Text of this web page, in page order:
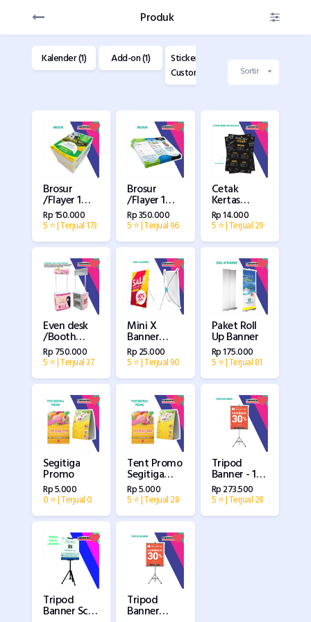
Produk
Kalender (1) Add-on (1)
Sticker
Custom (1)
(1)
Sortir
Brosur
/Flayer 1
Rim - 1 sisi
Rp 150.000
5 ⭐ | Terjual 173
Brosur
/Flayer 1
Rim (500
lmbr) - 2 sisi
Rp 350.000
5 ⭐ | Terjual 96
Cetak
Kertas
Menu
Restaurant
Rp 14.000
5 ⭐ | Terjual 29
Even desk
/Booth
Portable
/Stand
Promotion
Full Printing
Rp 750.000
5 ⭐ | Terjual 37
Mini X
Banner
(ukuran
27x40cm) -
1 set
dengan
tiangnya
Rp 25.000
5 ⭐ | Terjual 90
Paket Roll
Up Banner
Rp 175.000
5 ⭐ | Terjual 81
Segitiga
Promo
Rp 5.000
0 ⭐ | Terjual 0
Tent Promo
Segitiga
Model A5
Rp 5.000
5 ⭐ | Terjual 28
Tripod
Banner - 1
set (dengan
visual
cetakan)
Rp 273.500
5 ⭐ | Terjual 28
Tripod
Banner Scan
Tripod
Banner